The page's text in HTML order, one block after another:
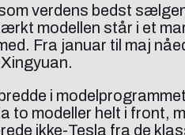
verdens bedst
modellen står i et
Fra januar til maj
i
to modeller helt i
ikke-Tesla fra de